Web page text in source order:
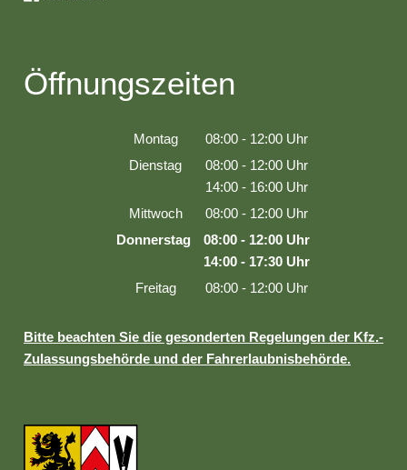
Öffnungszeiten
Montag 08:00 - 12:00 Uhr
Von 08:00 bis 12:00 Uhr
Dienstag 08:00 - 12:00 Uhr
Von 08:00 bis 12:00 Uhr
14:00 - 16:00 Uhr
Von 14:00 bis 16:00 Uhr
Mittwoch 08:00 - 12:00 Uhr
Von 08:00 bis 12:00 Uhr
Donnerstag 08:00 - 12:00 Uhr
Von 08:00 bis 12:00 Uhr
14:00 - 17:30 Uhr
Von 14:00 bis 17:30 Uhr
Freitag 08:00 - 12:00 Uhr
Bitte beachten Sie die gesonderten Regelungen der Kfz.-
Zulassungsbehörde und der Fahrerlaubnisbehörde.